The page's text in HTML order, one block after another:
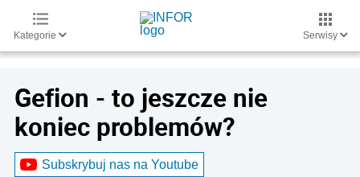
Kategorie Serwisy
Gefion - to jeszcze nie
koniec problemów?
Subskrybuj nas na Youtube